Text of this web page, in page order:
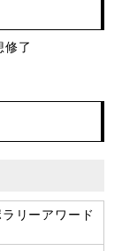
修了
リーアワード